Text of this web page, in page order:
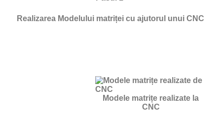
Realizarea Modelului matriței cu ajutorul unui CNC
Modele matrițe realizate la
CNC